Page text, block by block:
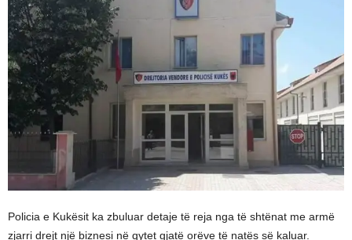
Policia e Kukësit ka zbuluar detaje të reja nga të shtënat me armë
zjarri drejt një biznesi në qytet gjatë orëve të natës së kaluar.